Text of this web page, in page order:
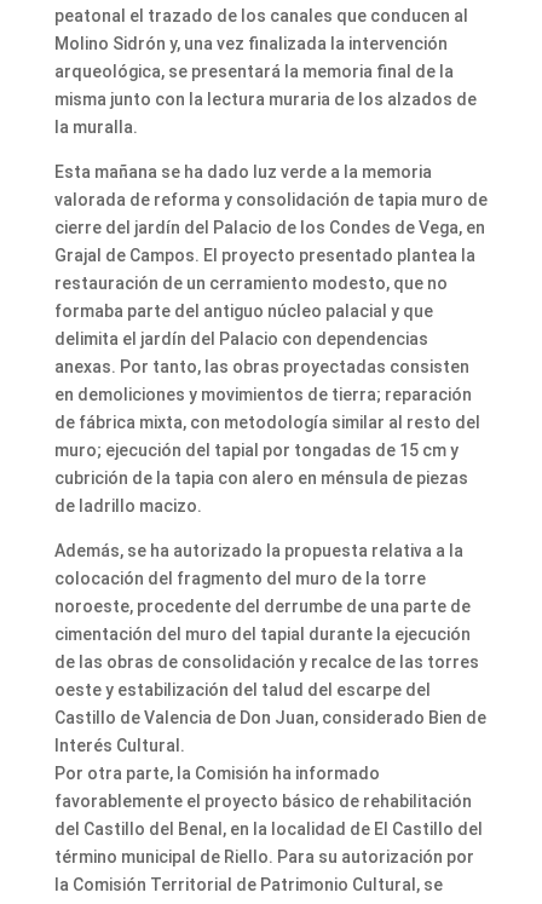
peatonal el trazado de los canales que conducen al
Molino Sidrón y, una vez finalizada la intervención
arqueológica, se presentará la memoria final de la
misma junto con la lectura muraria de los alzados de
la muralla.
Esta mañana se ha dado luz verde a la memoria
valorada de reforma y consolidación de tapia muro de
cierre del jardín del Palacio de los Condes de Vega, en
Grajal de Campos. El proyecto presentado plantea la
restauración de un cerramiento modesto, que no
formaba parte del antiguo núcleo palacial y que
delimita el jardín del Palacio con dependencias
anexas. Por tanto, las obras proyectadas consisten
en demoliciones y movimientos de tierra; reparación
de fábrica mixta, con metodología similar al resto del
muro; ejecución del tapial por tongadas de 15 cm y
cubrición de la tapia con alero en ménsula de piezas
de ladrillo macizo.
Además, se ha autorizado la propuesta relativa a la
colocación del fragmento del muro de la torre
noroeste, procedente del derrumbe de una parte de
cimentación del muro del tapial durante la ejecución
de las obras de consolidación y recalce de las torres
oeste y estabilización del talud del escarpe del
Castillo de Valencia de Don Juan, considerado Bien de
Interés Cultural.
Por otra parte, la Comisión ha informado
favorablemente el proyecto básico de rehabilitación
del Castillo del Benal, en la localidad de El Castillo del
término municipal de Riello. Para su autorización por
la Comisión Territorial de Patrimonio Cultural, se